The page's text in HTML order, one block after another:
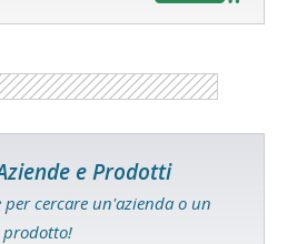
e Prodotti
per cercare un'azienda o un
prodotto!